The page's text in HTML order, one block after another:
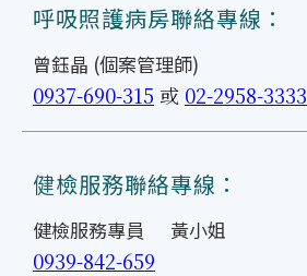
呼吸照護病房聯絡專線：
曾鈺晶 (個案管理師)
0937-690-315 或 02-2958-3333
健檢服務聯絡專線：
健檢服務專員 黃小姐
0939-842-659